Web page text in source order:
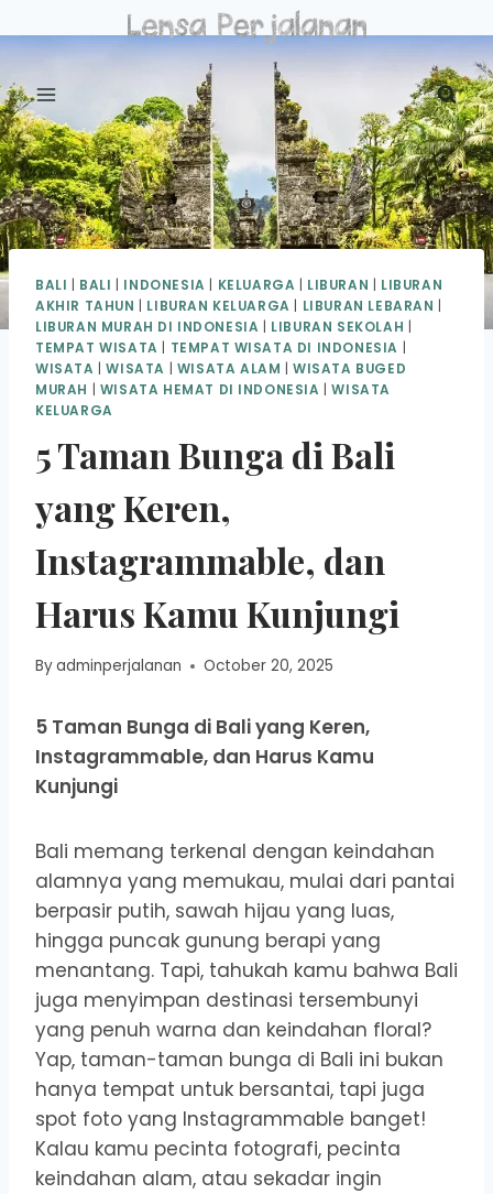
to
BALI | BALI | INDONESIA | KELUARGA | LIBURAN | LIBURAN
AKHIR TAHUN | LIBURAN KELUARGA | LIBURAN LEBARAN |
LIBURAN MURAH DI INDONESIA | LIBURAN SEKOLAH |
TEMPAT WISATA | TEMPAT WISATA DI INDONESIA |
WISATA |WISATA | WISATA ALAM |WISATA BUGED
MURAH | WISATA HEMAT DI INDONESIA |WISATA
KELUARGA
5 Taman Bunga di Bali
yang Keren,
Instagrammable, dan
Harus Kamu Kunjungi
Byadminperjalanan October 20, 2025
5 Taman Bunga di Bali yang Keren,
Instagrammable, dan Harus Kamu
Kunjungi
Bali memang terkenal dengan keindahan
alamnya yang memukau, mulai dari pantai
berpasir putih, sawah hijau yang luas,
hingga puncak gunung berapi yang
menantang. Tapi, tahukah kamu bahwa Bali
juga menyimpan destinasi tersembunyi
yang penuh warna dan keindahan floral?
Yap, taman-taman bunga di Bali ini bukan
hanya tempat untuk bersantai, tapi juga
spot foto yang Instagrammable banget!
Kalau kamu pecinta fotografi, pecinta
keindahan alam, atau sekadar ingin